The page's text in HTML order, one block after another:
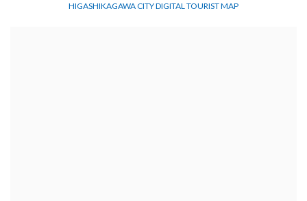
HIGASHIKAGAWA CITY DIGITAL TOURIST MAP